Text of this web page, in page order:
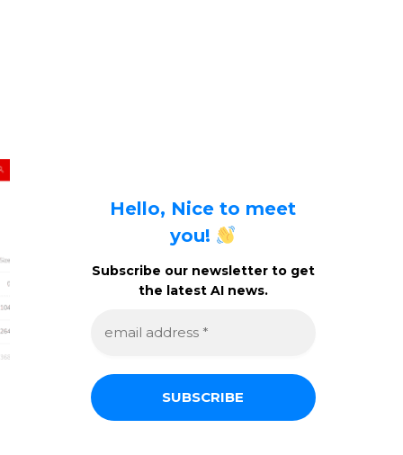
Hello, Nice to meet
you!
Subscribe our newsletter to get
the latest AI news.
a
d